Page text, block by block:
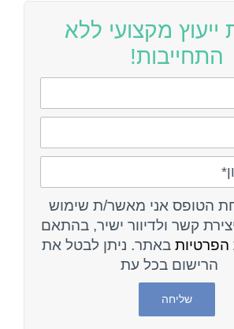
מקצועי ללא
התחייבות!
הטופס אני מאשר/ת שימוש
קשר ולדיוור ישיר, בהתאם
הפרטיות באתר. ניתן לבטל את
הרישום בכל עת